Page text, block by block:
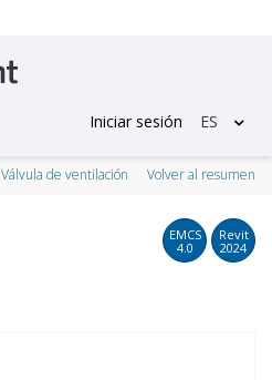
Iniciar sesión ES
Válvula de ventilación Volver al resumen
EMCS
4.0
Revit
2024